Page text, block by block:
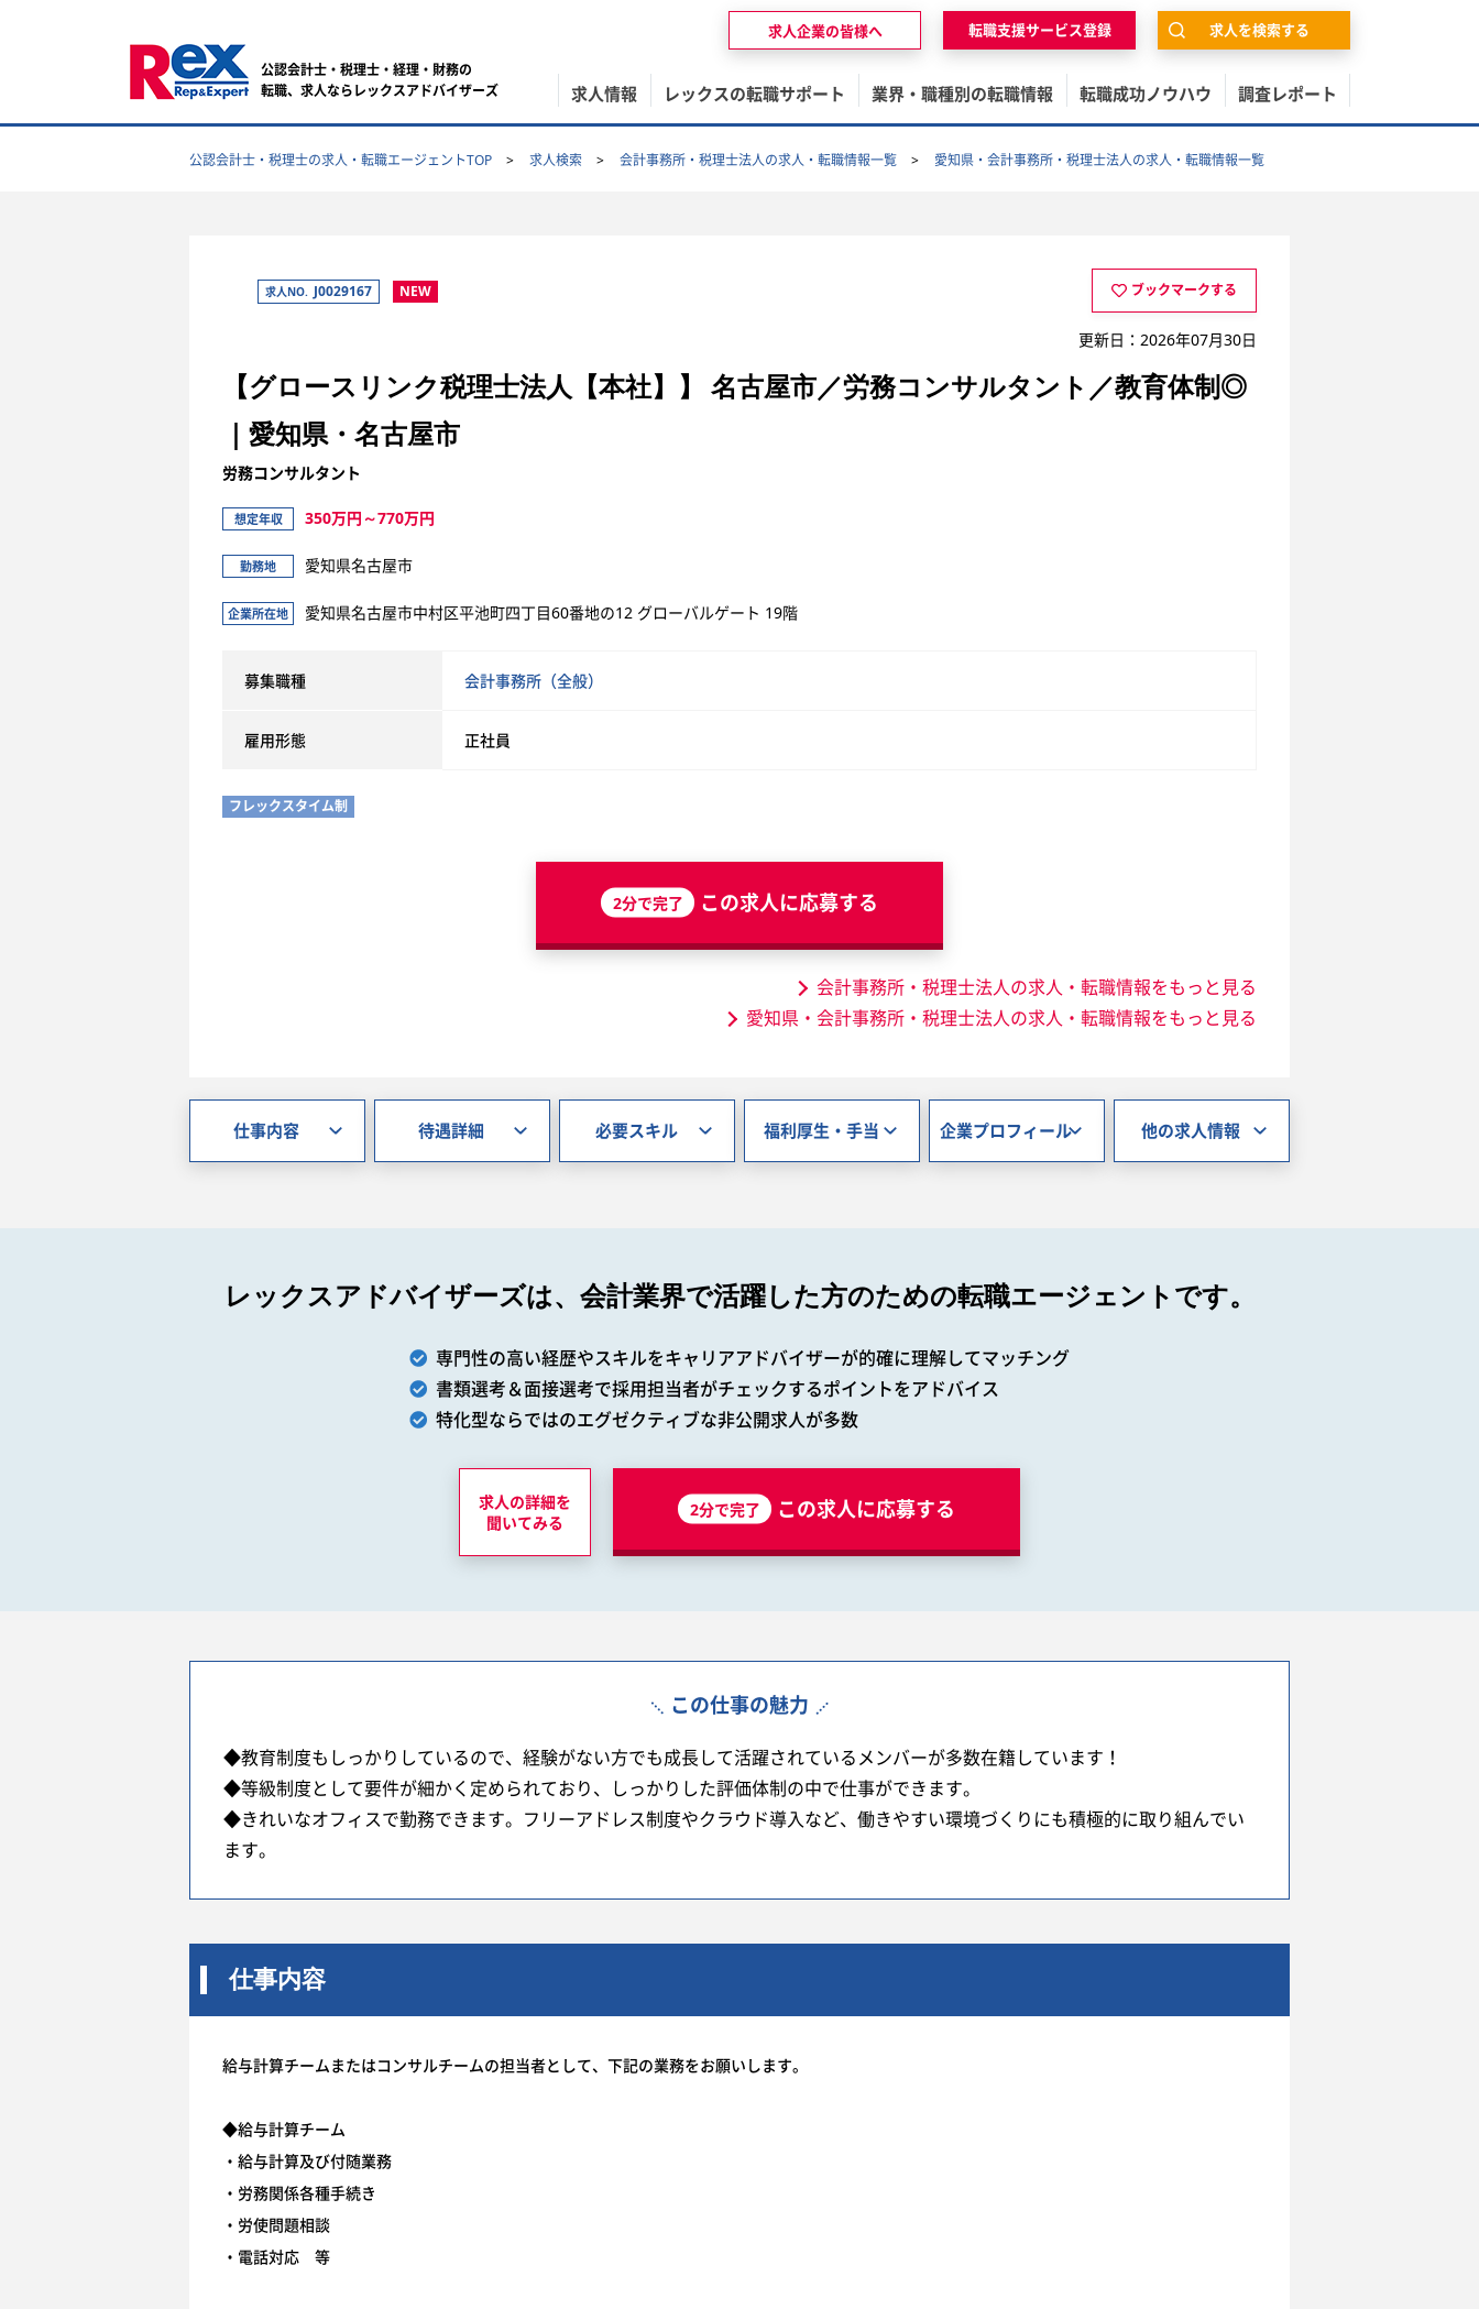
公認会計士・税理士・経理・財務の
転職、求人ならレックスアドバイザーズ
求人情報 レックスの転職サポート 業界・職種別の転職情報 転職成功ノウハウ 調査レポート
求人企業の皆様へ 転職支援サービス登録 求人を検索する
公認会計士・税理士の求人・転職エージェントTOP 求人検索 会計事務所・税理士法人の求人・転職情報一覧 愛知県・会計事務所・税理士法人の求人・転職情報一覧
求人NO. J0029167 NEW ブックマークする
更新日：2026年07月30日
【グロースリンク税理士法人【本社】】 名古屋市／労務コンサルタント／教育体制◎
｜愛知県・名古屋市
労務コンサルタント
想定年収 350万円～770万円
勤務地 愛知県名古屋市
企業所在地 愛知県名古屋市中村区平池町四丁目60番地の12 グローバルゲート 19階
募集職種 会計事務所（全般）
雇用形態 正社員
フレックスタイム制
2分で完了 この求人に応募する
会計事務所・税理士法人の求人・転職情報をもっと見る
愛知県・会計事務所・税理士法人の求人・転職情報をもっと見る
仕事内容 待遇詳細 必要スキル 福利厚生・手当 企業プロフィール 他の求人情報
レックスアドバイザーズは、会計業界で活躍した方のための転職エージェントです。
専門性の高い経歴やスキルをキャリアアドバイザーが的確に理解してマッチング
書類選考＆面接選考で採用担当者がチェックするポイントをアドバイス
特化型ならではのエグゼクティブな非公開求人が多数
求人の詳細を
聞いてみる
2分で完了 この求人に応募する
この仕事の魅力
◆教育制度もしっかりしているので、経験がない方でも成長して活躍されているメンバーが多数在籍しています！
◆等級制度として要件が細かく定められており、しっかりした評価体制の中で仕事ができます。
◆きれいなオフィスで勤務できます。フリーアドレス制度やクラウド導入など、働きやすい環境づくりにも積極的に取り組んでい
ます。
仕事内容
給与計算チームまたはコンサルチームの担当者として、下記の業務をお願いします。
◆給与計算チーム
・給与計算及び付随業務
・労務関係各種手続き
・労使問題相談
・電話対応 等